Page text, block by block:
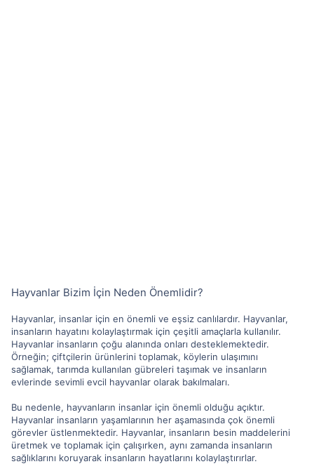
Hayvanlar Bizim İçin Neden Önemlidir?
Hayvanlar, insanlar için en önemli ve eşsiz canlılardır. Hayvanlar,
insanların hayatını kolaylaştırmak için çeşitli amaçlarla kullanılır.
Hayvanlar insanların çoğu alanında onları desteklemektedir.
Örneğin; çiftçilerin ürünlerini toplamak, köylerin ulaşımını
sağlamak, tarımda kullanılan gübreleri taşımak ve insanların
evlerinde sevimli evcil hayvanlar olarak bakılmaları.
Bu nedenle, hayvanların insanlar için önemli olduğu açıktır.
Hayvanlar insanların yaşamlarının her aşamasında çok önemli
görevler üstlenmektedir. Hayvanlar, insanların besin maddelerini
üretmek ve toplamak için çalışırken, aynı zamanda insanların
sağlıklarını koruyarak insanların hayatlarını kolaylaştırırlar.